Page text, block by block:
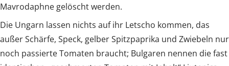
Mavrodaphne gelöscht werden.
Die Ungarn lassen nichts auf ihr Letscho kommen, das
außer Schärfe, Speck, gelber Spitzpaprika und Zwiebeln nur
noch passierte Tomaten braucht; Bulgaren nennen die fast